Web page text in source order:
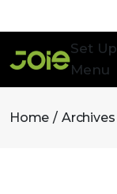
Set Up
Menu
Home Archives